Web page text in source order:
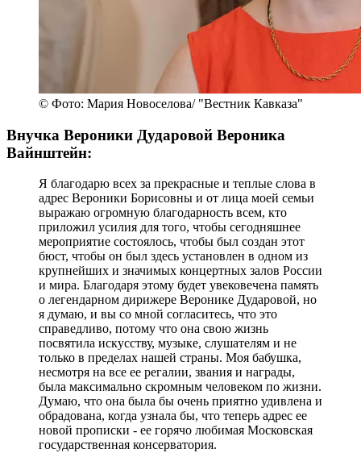
© Фото: Мария Новоселова/ "Вестник Кавказа"
Внучка Вероники Дударовой Вероника
Вайнштейн:
Я благодарю всех за прекрасные и теплые слова в
адрес Вероники Борисовны и от лица моей семьи
выражаю огромную благодарность всем, кто
приложил усилия для того, чтобы сегодняшнее
мероприятие состоялось, чтобы был создан этот
бюст, чтобы он был здесь установлен в одном из
крупнейших и значимых концертных залов России
и мира. Благодаря этому будет увековечена память
о легендарном дирижере Веронике Дударовой, но
я думаю, и вы со мной согласитесь, что это
справедливо, потому что она свою жизнь
посвятила искусству, музыке, слушателям и не
только в пределах нашей страны. Моя бабушка,
несмотря на все ее регалии, звания и награды,
была максимально скромным человеком по жизни.
Думаю, что она была бы очень приятно удивлена и
обрадована, когда узнала бы, что теперь адрес ее
новой прописки - ее горячо любимая Московская
государственная консерватория.